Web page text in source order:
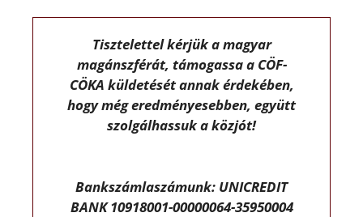
Tisztelettel kérjük a magyar
magánszférát, támogassa a CÖF-
CÖKA küldetését annak érdekében,
hogy még eredményesebben, együtt
szolgálhassuk a közjót!
Bankszámlaszámunk: UNICREDIT
BANK 10918001-00000064-35950004